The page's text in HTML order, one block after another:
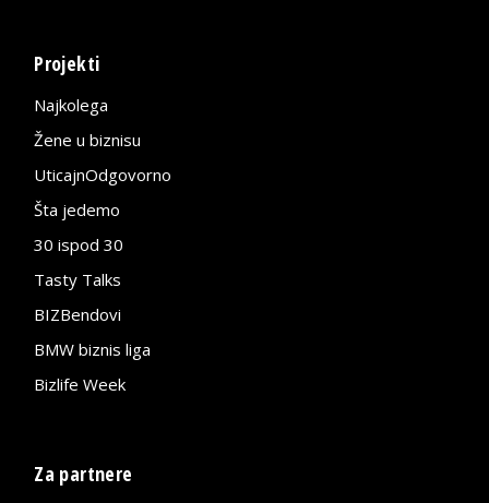
Projekti
Najkolega
Žene u biznisu
UticajnOdgovorno
Šta jedemo
30 ispod 30
Tasty Talks
BIZBendovi
BMW biznis liga
Bizlife Week
Za partnere